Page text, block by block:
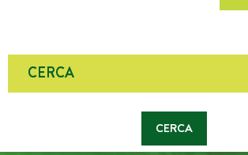
CERCA